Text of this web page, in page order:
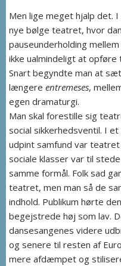
Men lige meget hjalp det.
nye bølge teatret, hvor
pauseunderholding
ikke ualmindeligt at
Snart begyndte man at
længere entremeses,
egen dramaturgi.
Man skal forestille sig
social sikkerhedsventil. I
udpint samfund var
sociale klasser var til
samme formål. Folk sad
teatret, men man så de
indhold. Publikum hørte
begejstrede høj som lav.
dansesangenes videre
og senere til resten af
mere afdæmpet og